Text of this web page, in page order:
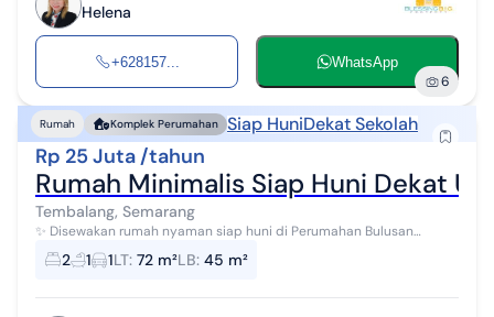
Helena
+628157... WhatsApp
6
Rumah Komplek Perumahan Siap HuniDekat Sekolah
Rp 25 Juta /tahun
Rumah Minimalis Siap Huni Dekat
Tembalang, Semarang
✨ Disewakan rumah nyaman siap huni di Perumahan Bulusan
Selatan Tembalang dengan lingkungan cluster yang aman dan
tenang. Lokasi strategis deka...
2 1 1LT: 72 m²LB: 45 m²